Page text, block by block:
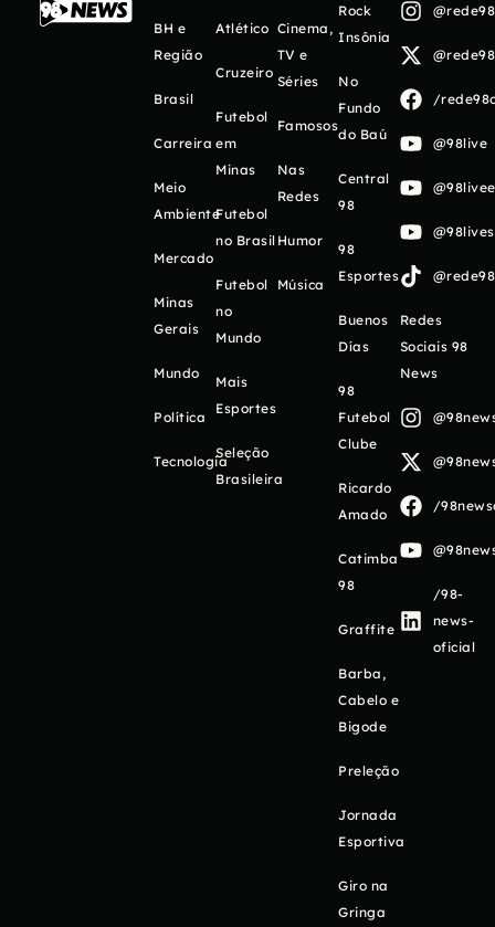
BH e
Região
Brasil
Carreira
Meio
Ambiente
Mercado
Minas
Gerais
Mundo
Política
Tecnologia
Atlético
Cruzeiro
Futebol
em
Minas
Futebol
no Brasil
Futebol
no
Mundo
Mais
Esportes
Seleção
Brasileira
Cinema,
TV e
Séries
Famosos
Nas
Redes
Humor
Música
Rock
Insônia
No
Fundo
do Baú
Central
98
98
Esportes
Buenos
Días
98
Futebol
Clube
Ricardo
Amado
Catimba
98
Graffite
Barba,
Cabelo e
Bigode
Preleção
Jornada
Esportiva
Giro na
Gringa
/
@98live
Redes
Sociais 98
News
/
/98-
news-
oficial